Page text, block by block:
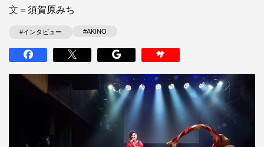
文＝ 須賀原みち
#インタビュー #AKINO